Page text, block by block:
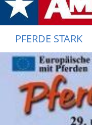
PFERDE STARK